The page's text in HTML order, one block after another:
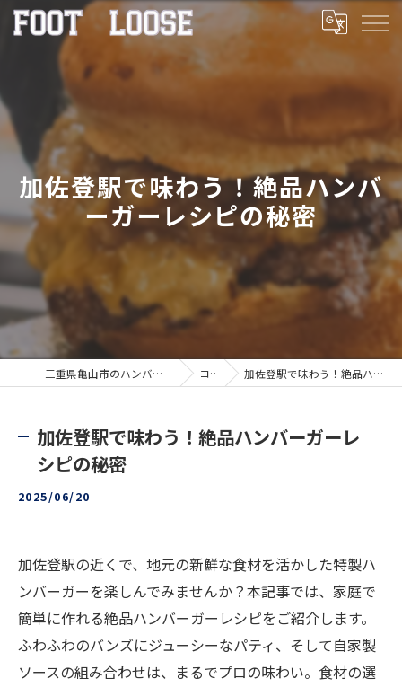
加佐登駅で味わう！絶品ハンバ
ーガーレシピの秘密
三重県亀山市のハンバーガーならFOOT LOOSE コラム 加佐登駅で味わう！絶品ハンバーガーレシピの秘密
加佐登駅で味わう！絶品ハンバーガーレ
シピの秘密
2025/06/20
加佐登駅の近くで、地元の新鮮な食材を活かした特製ハ
ンバーガーを楽しんでみませんか？本記事では、家庭で
簡単に作れる絶品ハンバーガーレシピをご紹介します。
ふわふわのバンズにジューシーなパティ、そして自家製
ソースの組み合わせは、まるでプロの味わい。食材の選